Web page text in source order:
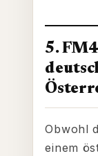
5.
Obwohl
einem